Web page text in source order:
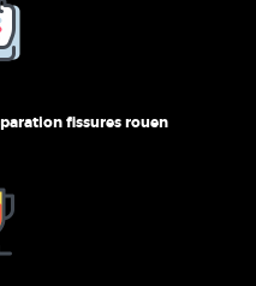
fissures rouen